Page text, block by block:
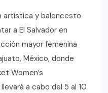
artística y baloncesto
a El Salvador en
mayor femenina
México, donde
Women’s
a cabo del 5 al 10